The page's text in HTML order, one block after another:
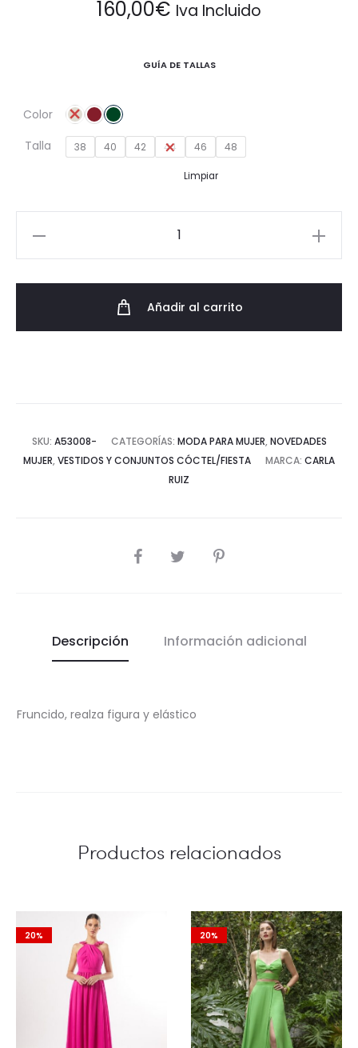
160,00€ Iva Incluido
GUÍA DE TALLAS
Color
Talla
38 40 42 44 46 48
Limpiar
Añadir al carrito
SKU: A53008- CATEGORÍAS: MODA PARA MUJER, NOVEDADES
MUJER, VESTIDOS Y CONJUNTOS CÓCTEL/FIESTA MARCA: CARLA
RUIZ
COMPARTIR
Descripción Información adicional
Fruncido, realza figura y elástico
Productos relacionados
20% 20%